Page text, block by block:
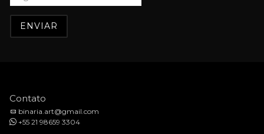
Contato
binaria.art@gmail.com
+55 21 98659 3304